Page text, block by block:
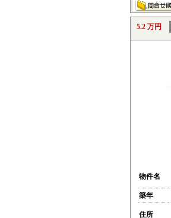
5.2 万円
物件名
築年
住所